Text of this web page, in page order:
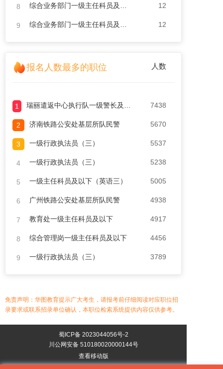
8 12
9 12
报名人数最多的职位 人数
1 7438
2 济南铁路公安处基层所队民警 5670
3 一级行政执法员（三） 5537
4 一级行政执法员（三） 5238
5 一级主任科员及以下（英语三） 5005
6 广州铁路公安处基层所队民警 4938
7 教育处一级主任科员及以下 4917
8 综合管理岗一级主任科员及以下 4456
9 一级行政执法员（三） 3789
免责声明：华图教育提示广大考生，请报考前仔细阅读对应职位招
录要求或联系招录单位确认，本职位检索系统提供内容仅供参考。
蜀ICP备 2023044056号-2
川公网安备 510180020000144号
查看移动版